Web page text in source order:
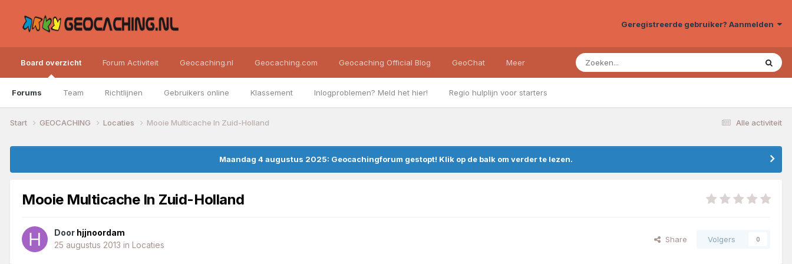
Geregistreerde gebruiker? Aanmelden
Board overzicht
Forums Team Richtlijnen Gebruikers online Klassement Inlogproblemen? Meld het hier! Regio hulplijn voor starters
Forum Activiteit Geocaching.nl Geocaching.com Geocaching Official Blog GeoChat Meer
Alle activiteit
Start GEOCACHING Locaties Mooie Multicache In Zuid-Holland
Maandag 4 augustus 2025: Geocachingforum gestopt! Klik op de balk om verder te lezen.
Mooie Multicache In Zuid-Holland
Door hjjnoordam
25 augustus 2013 in Locaties
Share Volgers 0